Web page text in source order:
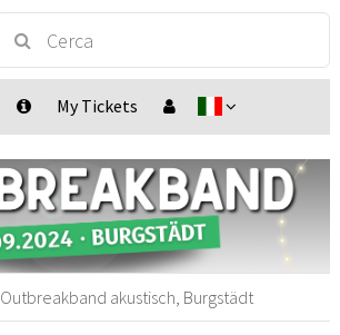
My Tickets
Outbreakband akustisch, Burgstädt